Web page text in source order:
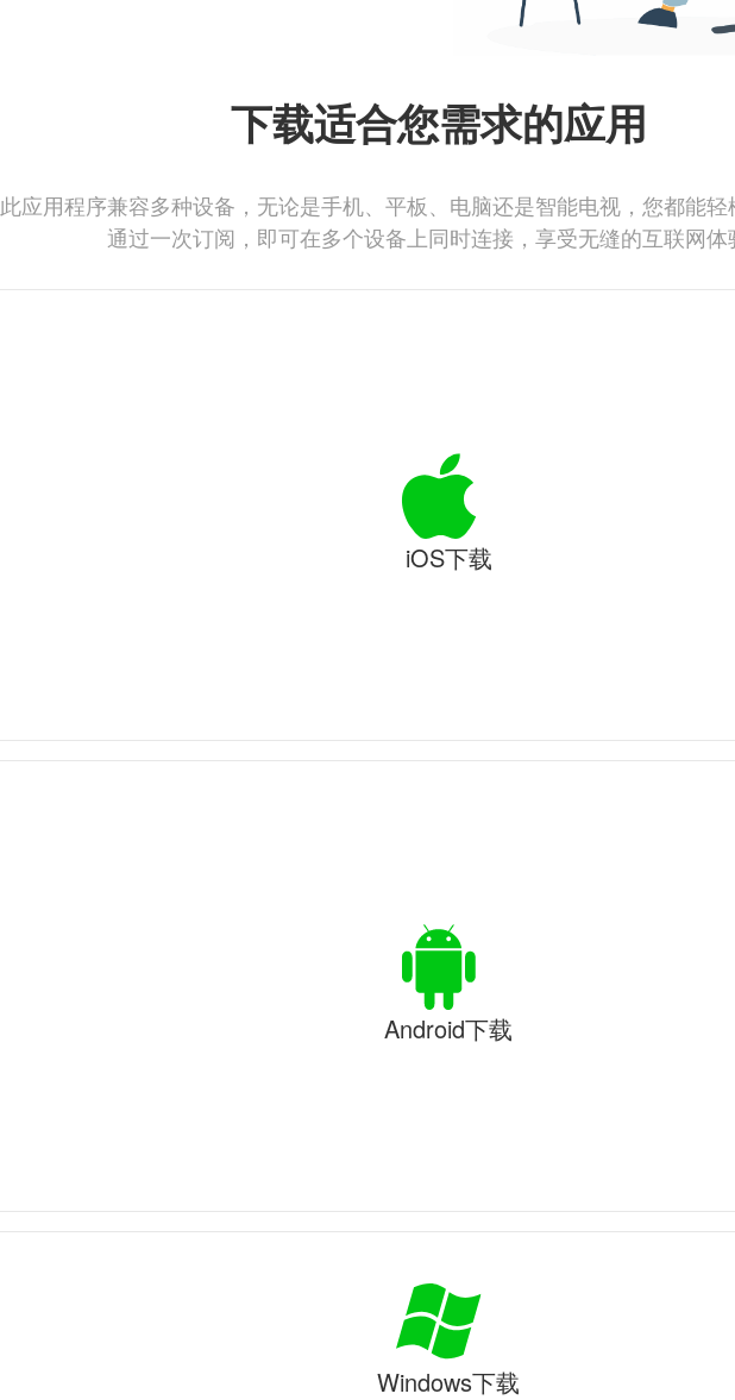
下载适合您需求的应用
此应用程序兼容多种设备，无论是手机、平板、电脑还是智能电视，您都能轻
通过一次订阅，即可在多个设备上同时连接，享受无缝的互联网体
iOS下载
Android下载
Windows下载